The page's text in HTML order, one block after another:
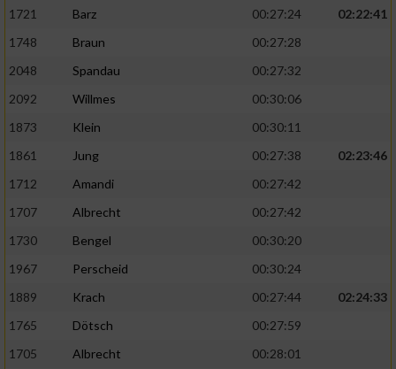
1721
Barz 00:27:24
02:22:41
1748
Braun
00:27:28
2048
Spandau
00:27:32
2092
Willmes
00:30:06
1873
Klein
00:30:11
1861
Jung 00:27:38
02:23:46
1712
Amandi
00:27:42
1707
Albrecht
00:27:42
1730
Bengel
00:30:20
1967
Perscheid
00:30:24
1889
Krach 00:27:44
02:24:33
1765
Dötsch
00:27:59
1705
Albrecht
00:28:01